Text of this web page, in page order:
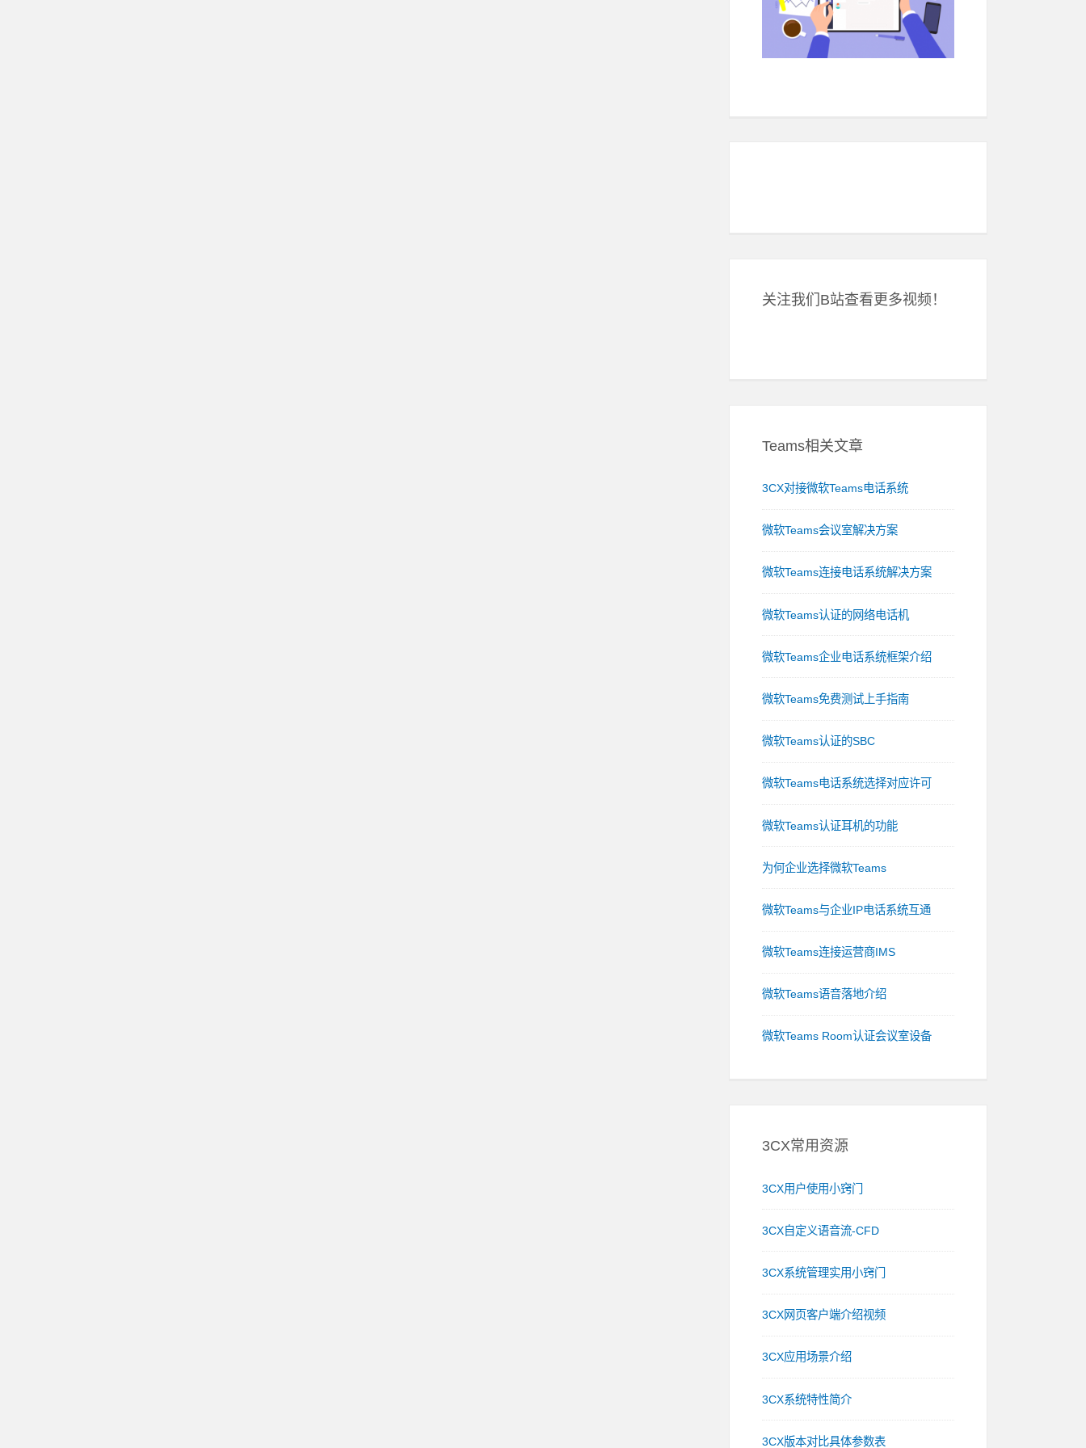
关注我们B站查看更多视频！
Teams相关文章
3CX对接微软Teams电话系统
微软Teams会议室解决方案
微软Teams连接电话系统解决方案
微软Teams认证的网络电话机
微软Teams企业电话系统框架介绍
微软Teams免费测试上手指南
微软Teams认证的SBC
微软Teams电话系统选择对应许可
微软Teams认证耳机的功能
为何企业选择微软Teams
微软Teams与企业IP电话系统互通
微软Teams连接运营商IMS
微软Teams语音落地介绍
微软Teams Room认证会议室设备
3CX常用资源
3CX用户使用小窍门
3CX自定义语音流-CFD
3CX系统管理实用小窍门
3CX网页客户端介绍视频
3CX应用场景介绍
3CX系统特性简介
3CX版本对比具体参数表